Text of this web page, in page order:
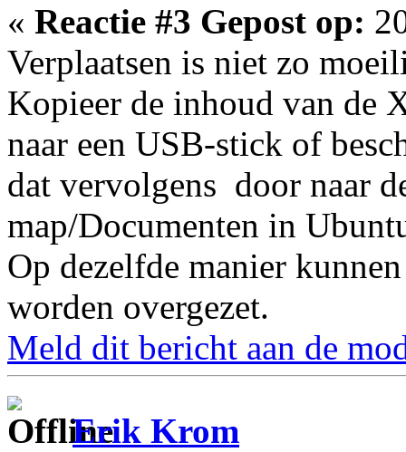
« Reactie #3 Gepost op:
Verplaatsen is niet zo
Kopieer de inhoud van de
naar een USB-stick of
dat vervolgens door naar
map/Documenten in
Op dezelfde manier
worden overgezet.
Meld dit bericht aan de
Erik Krom